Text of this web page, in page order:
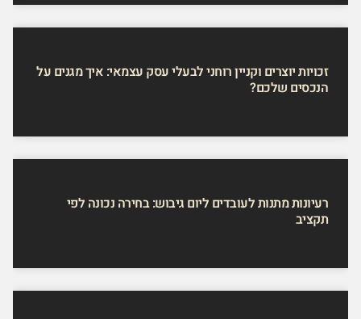
זכויות יוצרים וקניין רוחני לבעלי עסק עצמאי: איך מגנים על
הנכסים שלכם?
רעיונות מתנות לעובדים ליום גיבוש: בחירה נכונה לפי
תקציב